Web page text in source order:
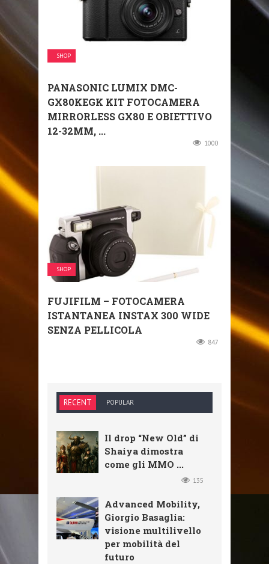
SHOP
PANASONIC LUMIX DMC-
GX80KEGK KIT FOTOCAMERA
MIRRORLESS GX80 E OBIETTIVO
12-32MM, ...
1000
SHOP
FUJIFILM – FOTOCAMERA
ISTANTANEA INSTAX 300 WIDE
SENZA PELLICOLA
847
RECENT POPULAR
Il drop “New Old” di
Shaiya dimostra
come gli MMO ...
135
Advanced Mobility,
Giorgio Basaglia:
visione multilivello
per mobilità del
futuro